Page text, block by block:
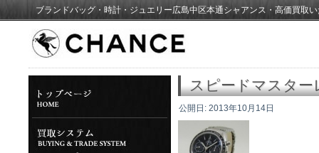
ブランドバッグ・時計・ジュエリー広島中区本通シャアンス・高価買取
スピードマスター
公開日: 2013年10月14日